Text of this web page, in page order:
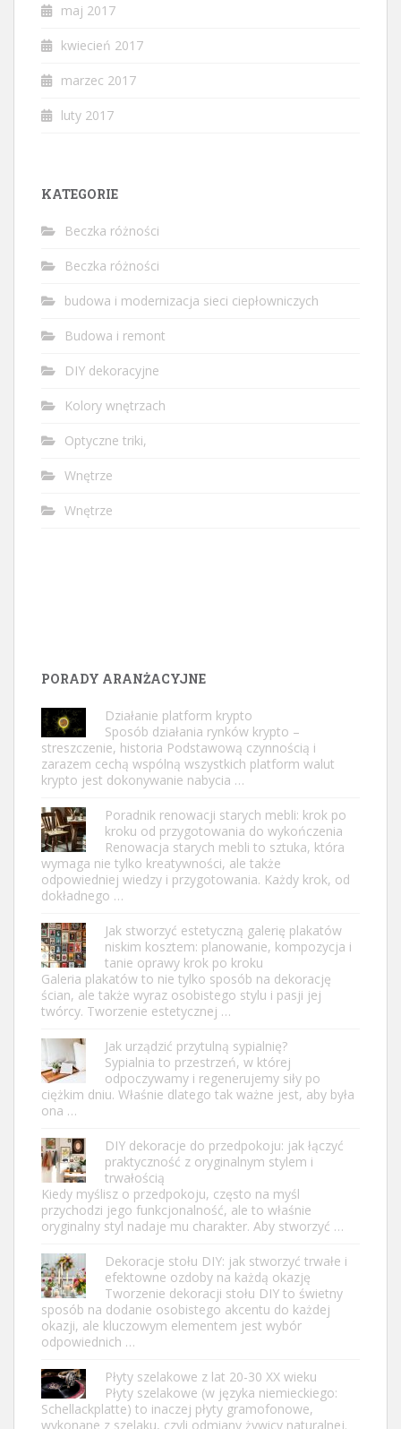
maj 2017
kwiecień 2017
marzec 2017
luty 2017
KATEGORIE
Beczka różności
Beczka różności
budowa i modernizacja sieci ciepłowniczych
Budowa i remont
DIY dekoracyjne
Kolory wnętrzach
Optyczne triki,
Wnętrze
Wnętrze
PORADY ARANŻACYJNE
Działanie platform krypto
Sposób działania rynków krypto –
streszczenie, historia Podstawową czynnością i
zarazem cechą wspólną wszystkich platform walut
krypto jest dokonywanie nabycia …
Poradnik renowacji starych mebli: krok po
kroku od przygotowania do wykończenia
Renowacja starych mebli to sztuka, która
wymaga nie tylko kreatywności, ale także
odpowiedniej wiedzy i przygotowania. Każdy krok, od
dokładnego …
Jak stworzyć estetyczną galerię plakatów
niskim kosztem: planowanie, kompozycja i
tanie oprawy krok po kroku
Galeria plakatów to nie tylko sposób na dekorację
ścian, ale także wyraz osobistego stylu i pasji jej
twórcy. Tworzenie estetycznej …
Jak urządzić przytulną sypialnię?
Sypialnia to przestrzeń, w której
odpoczywamy i regenerujemy siły po
ciężkim dniu. Właśnie dlatego tak ważne jest, aby była
ona …
DIY dekoracje do przedpokoju: jak łączyć
praktyczność z oryginalnym stylem i
trwałością
Kiedy myślisz o przedpokoju, często na myśl
przychodzi jego funkcjonalność, ale to właśnie
oryginalny styl nadaje mu charakter. Aby stworzyć …
Dekoracje stołu DIY: jak stworzyć trwałe i
efektowne ozdoby na każdą okazję
Tworzenie dekoracji stołu DIY to świetny
sposób na dodanie osobistego akcentu do każdej
okazji, ale kluczowym elementem jest wybór
odpowiednich …
Płyty szelakowe z lat 20-30 XX wieku
Płyty szelakowe (w języka niemieckiego:
Schellackplatte) to inaczej płyty gramofonowe,
wykonane z szelaku, czyli odmiany żywicy naturalnej.